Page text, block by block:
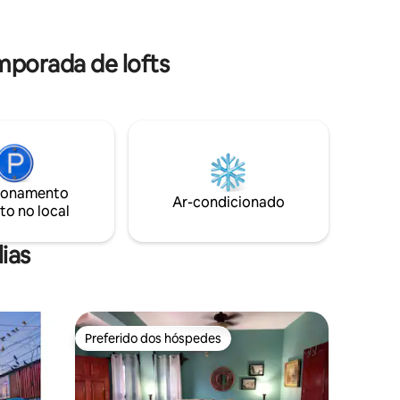
de lofts
no local
Ar-condicionado
Preferido dos hóspedes
Preferido dos hóspedes